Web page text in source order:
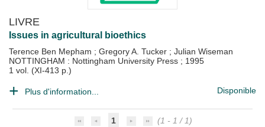
LIVRE
Issues in agricultural bioethics
Terence Ben Mepham ; Gregory A. Tucker ; Julian Wiseman
NOTTINGHAM : Nottingham University Press ; 1995
1 vol. (XI-413 p.)
Plus d'information... Disponible
1
(1 - 1 / 1)